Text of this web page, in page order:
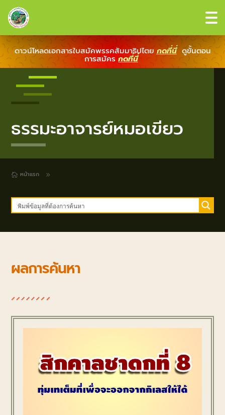
ดาวน์โหลดเอกสารใบสมัคพรรคสัมมาธิปไตย กดที่นี่ ดูขั้นตอน
การสมัครกดที่นี่
ธรรมะอาจารย์หมอเขียว
 หน้าแรก 9
ผลการค้นหา